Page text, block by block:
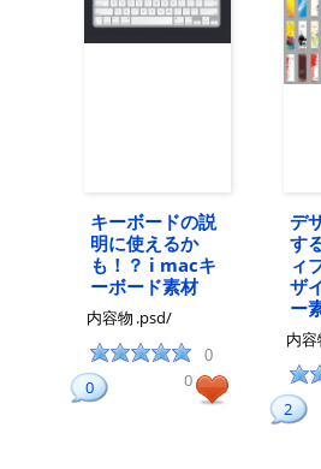
キーボードの説
明に使えるか
も！？ i macキ
ーボード素材
内容物 .psd/
0
0 0
デ
す
ィ
ザ
ー
内容
2